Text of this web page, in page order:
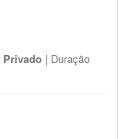
Privado | Duração